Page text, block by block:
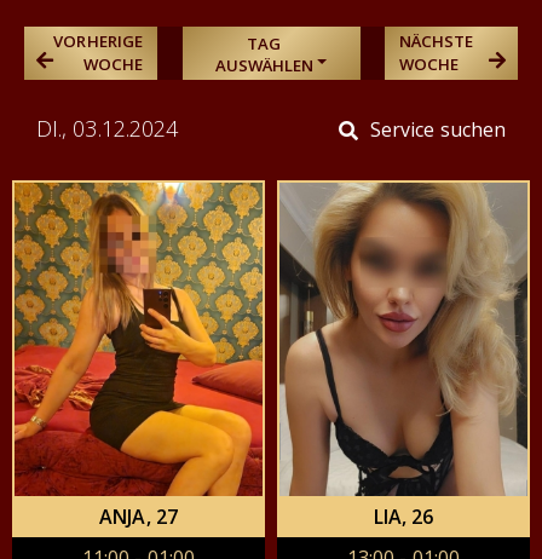
TAG
AUSWÄHLEN
VORHERIGE
WOCHE
NÄCHSTE
WOCHE
DI., 03.12.2024 Service suchen
ANJA, 27
LIA, 26